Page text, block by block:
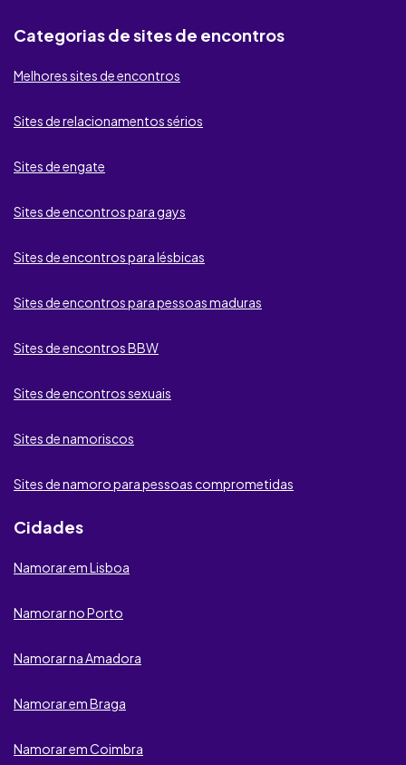
Badoo
BeNaughty
Fdating
MyDates
DatingTuga
Proximeety
GPSDeRaparigas
Neoflirt
iDates
International Cupid
Categorias de sites de encontros
Melhores sites de encontros
Sites de relacionamentos sérios
Sites de engate
Sites de encontros para gays
Sites de encontros para lésbicas
Sites de encontros para pessoas maduras
Sites de encontros BBW
Sites de encontros sexuais
Sites de namoriscos
Sites de namoro para pessoas comprometidas
Cidades
Namorar em Lisboa
Namorar no Porto
Namorar na Amadora
Namorar em Braga
Namorar em Coimbra